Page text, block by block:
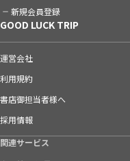
新規会員登録
GOOD LUCK TRIP
運営会社
利用規約
書店御担当者様へ
採用情報
関連サービス